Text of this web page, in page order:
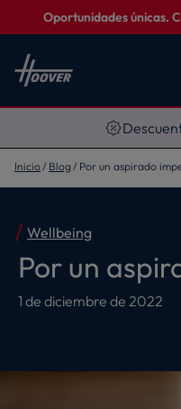
Oportunidades únicas.
Inicio Blog Por un aspirado
Wellbeing
Por un
1 de diciembre de 2022